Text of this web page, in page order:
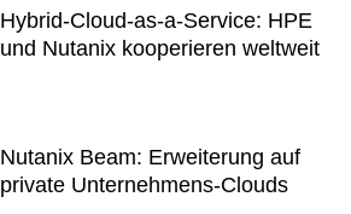
Hybrid-Cloud-as-a-Service: HPE
und Nutanix kooperieren weltweit
Nutanix Beam: Erweiterung auf
private Unternehmens-Clouds